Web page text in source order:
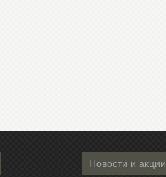
Новости и акции